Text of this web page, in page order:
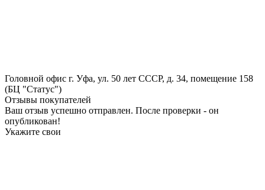
Головной офис г. Уфа, ул. 50 лет СССР, д. 34, помещение 158
(БЦ "Статус")
Отзывы покупателей
Ваш отзыв успешно отправлен. После проверки - он
опубликован!
Укажите свои